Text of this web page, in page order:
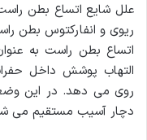
علل شایع اتساع بطن
ریوی و انفارکتوس بطن
اتساع بطن راست به
التهاب پوشش داخل
روی می دهد. در این
دچار آسیب مستقیم می